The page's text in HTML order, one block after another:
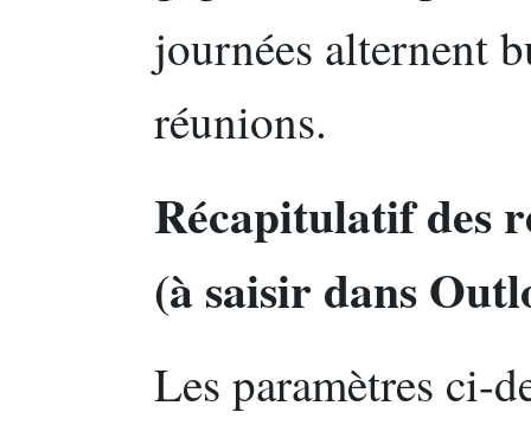
journées alternent
réunions.
Récapitulatif des
(à saisir dans
Les paramètres ci-